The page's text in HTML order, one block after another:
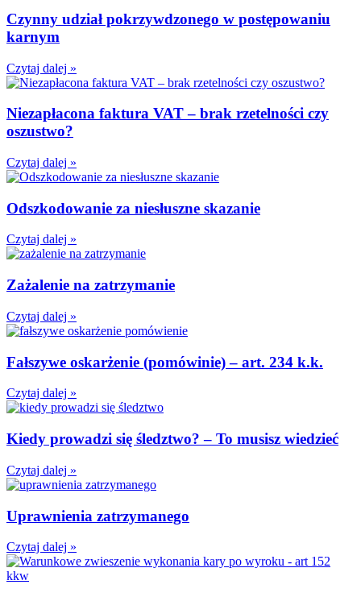
Czynny udział pokrzywdzonego w postępowaniu
karnym
Czytaj dalej »
Niezapłacona faktura VAT – brak rzetelności czy
oszustwo?
Czytaj dalej »
Odszkodowanie za niesłuszne skazanie
Czytaj dalej »
Zażalenie na zatrzymanie
Czytaj dalej »
Fałszywe oskarżenie (pomówinie) – art. 234 k.k.
Czytaj dalej »
Kiedy prowadzi się śledztwo? – To musisz wiedzieć
Czytaj dalej »
Uprawnienia zatrzymanego
Czytaj dalej »